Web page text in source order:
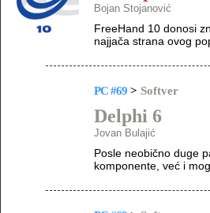
Bojan Stojanović
FreeHand 10 donosi
najjača strana ovog
PC #69 > Softver
Delphi 6
Jovan Bulajić
Posle neobično duge
komponente, već i